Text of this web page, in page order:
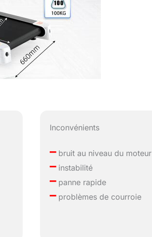
Inconvénients
–bruit au niveau du moteur
–instabilité
–panne rapide
–problèmes de courroie